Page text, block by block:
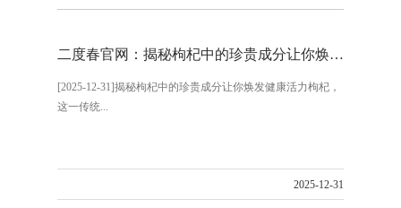
二度春官网：揭秘枸杞中的珍贵成分让你焕发健康活力
[2025-12-31]揭秘枸杞中的珍贵成分让你焕发健康活力枸杞，
这一传统...
2025-12-31